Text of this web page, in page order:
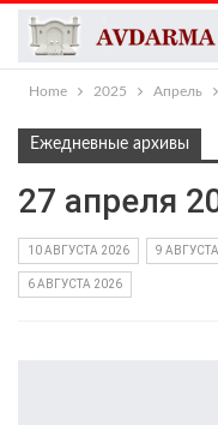
Home 2025 Апрель
Ежедневные архивы
27 апреля
10 АВГУСТА 2026 9
6 АВГУСТА 2026